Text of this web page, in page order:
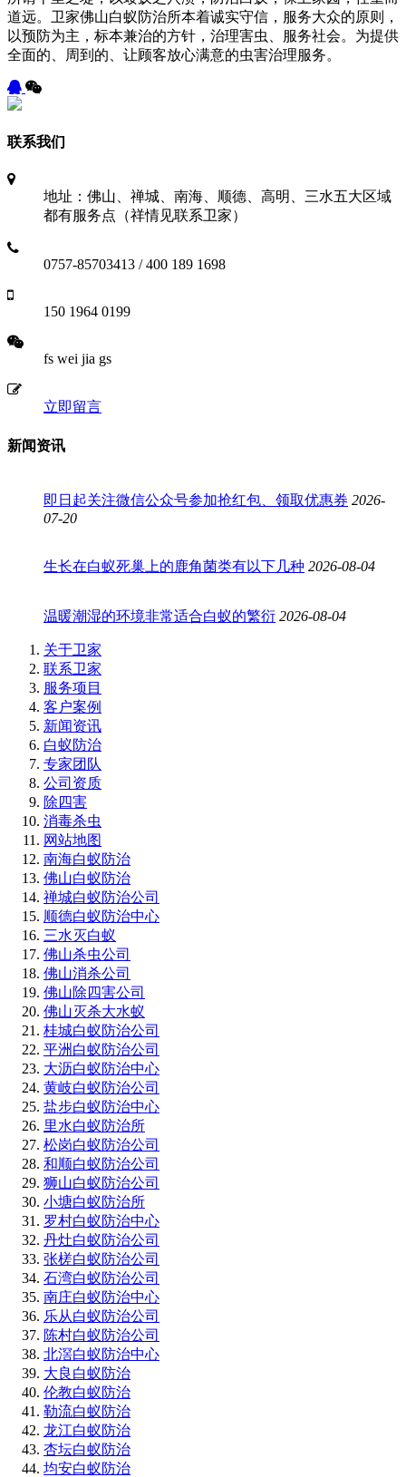
道远。卫家佛山白蚁防治所本着诚实守信，服务大众的原则，
以预防为主，标本兼治的方针，治理害虫、服务社会。为提供
全面的、周到的、让顾客放心满意的虫害治理服务。
联系我们
地址：佛山、禅城、南海、顺德、高明、三水五大区域
都有服务点（祥情见联系卫家）
0757-85703413 / 400 189 1698
150 1964 0199
fs wei jia gs
立即留言
新闻资讯
即日起关注微信公众号参加抢红包、领取优惠券 2026-
07-20
生长在白蚁死巢上的鹿角菌类有以下几种 2026-08-04
温暖潮湿的环境非常适合白蚁的繁衍 2026-08-04
关于卫家
联系卫家
服务项目
客户案例
新闻资讯
白蚁防治
专家团队
公司资质
除四害
消毒杀虫
网站地图
南海白蚁防治
佛山白蚁防治
禅城白蚁防治公司
顺德白蚁防治中心
三水灭白蚁
佛山杀虫公司
佛山消杀公司
佛山除四害公司
佛山灭杀大水蚁
桂城白蚁防治公司
平洲白蚁防治公司
大沥白蚁防治中心
黄岐白蚁防治公司
盐步白蚁防治中心
里水白蚁防治所
松岗白蚁防治公司
和顺白蚁防治公司
狮山白蚁防治公司
小塘白蚁防治所
罗村白蚁防治中心
丹灶白蚁防治公司
张槎白蚁防治公司
石湾白蚁防治公司
南庄白蚁防治中心
乐从白蚁防治公司
陈村白蚁防治公司
北滘白蚁防治中心
大良白蚁防治
伦教白蚁防治
勒流白蚁防治
龙江白蚁防治
杏坛白蚁防治
均安白蚁防治